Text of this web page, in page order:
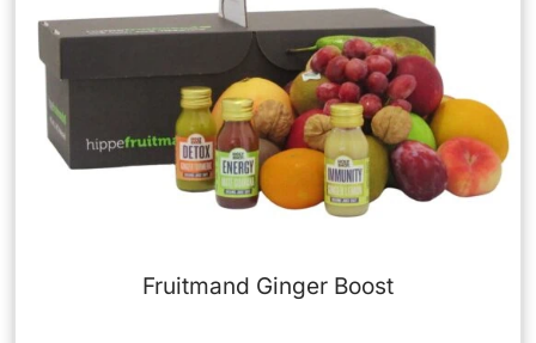
Fruitmand Ginger Boost